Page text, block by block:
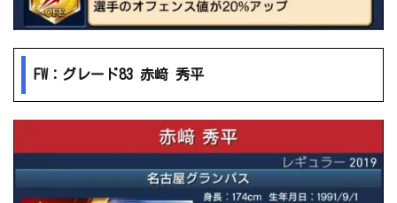
FW：グレード83 赤﨑 秀平